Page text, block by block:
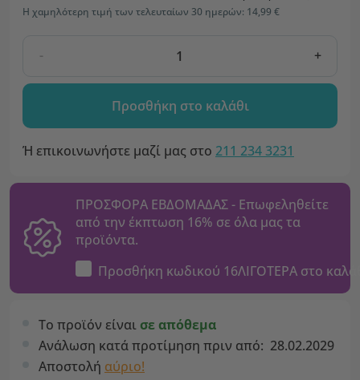
Η χαμηλότερη τιμή των τελευταίων 30 ημερών: 14,99 €
- +
Προσθήκη στο καλάθι
Ή επικοινωνήστε μαζί μας στο 211 234 3231
ΠΡΟΣΦΟΡΑ ΕΒΔΟΜΑΔΑΣ - Επωφεληθείτε
από την έκπτωση 16% σε όλα μας τα
προϊόντα.
Προσθήκη κωδικού 16ΛΙΓΟΤΕΡΑ στο
Το προϊόν είναι σε απόθεμα
Ανάλωση κατά προτίμηση πριν από: 28.02.2029
Αποστολή αύριο!